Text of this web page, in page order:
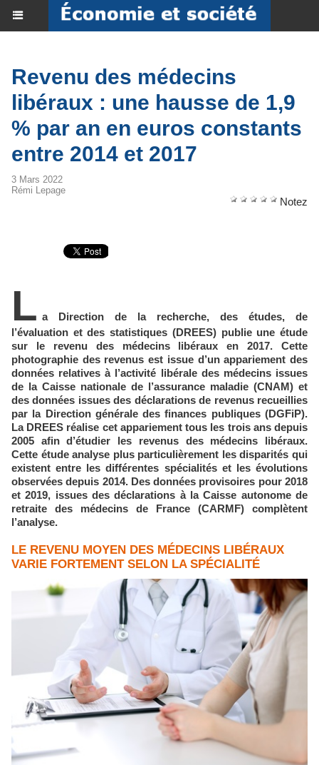
Revenu des médecins
libéraux : une hausse de 1,9
% par an en euros constants
entre 2014 et 2017
3 Mars 2022
Rémi Lepage
Notez
L a Direction de la recherche, des études, de
l’évaluation et des statistiques (DREES) publie une étude
sur le revenu des médecins libéraux en 2017. Cette
photographie des revenus est issue d’un appariement des
données relatives à l’activité libérale des médecins issues
de la Caisse nationale de l’assurance maladie (CNAM) et
des données issues des déclarations de revenus recueillies
par la Direction générale des finances publiques (DGFiP).
La DREES réalise cet appariement tous les trois ans depuis
2005 afin d’étudier les revenus des médecins libéraux.
Cette étude analyse plus particulièrement les disparités qui
existent entre les différentes spécialités et les évolutions
observées depuis 2014. Des données provisoires pour 2018
et 2019, issues des déclarations à la Caisse autonome de
retraite des médecins de France (CARMF) complètent
l’analyse.
LE REVENU MOYEN DES MÉDECINS LIBÉRAUX
VARIE FORTEMENT SELON LA SPÉCIALITÉ